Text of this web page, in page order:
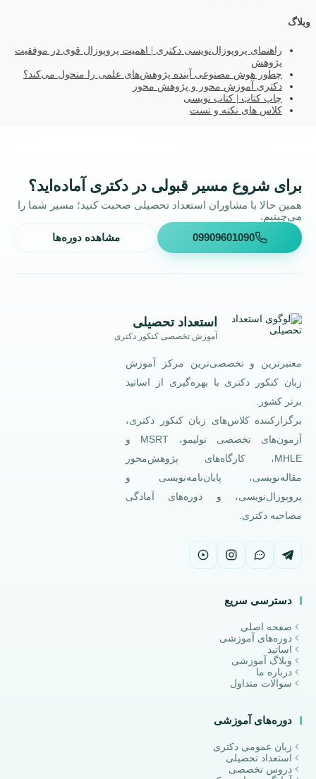
وبلاگ
راهنمای پروپوزال‌نویسی دکتری | اهمیت پروپوزال قوی در موفقیت
پژوهش
چطور هوش مصنوعی آینده پژوهش‌های علمی را متحول می‌کند؟
دکتری آموزش محور و پژوهش محور
چاپ کتاب | کتاب نویسی
کلاس های نکته و تست
برای شروع مسیر قبولی در دکتری آماده‌اید؟
همین حالا با مشاوران استعداد تحصیلی صحبت کنید؛ مسیر شما را
می‌چینیم.
09909601090 مشاهده دوره‌ها
استعداد تحصیلی
آموزش تخصصی کنکور دکتری
معتبرترین و تخصصی‌ترین مرکز آموزش
زبان کنکور دکتری با بهره‌گیری از اساتید
برتر کشور.
برگزارکننده کلاس‌های زبان کنکور دکتری،
آزمون‌های تخصصی تولیمو، MSRT و
MHLE، کارگاه‌های پژوهش‌محور
مقاله‌نویسی، پایان‌نامه‌نویسی و
پروپوزال‌نویسی، و دوره‌های آمادگی
مصاحبه دکتری.
دسترسی سریع
صفحه اصلی
دوره‌های آموزشی
اساتید
وبلاگ آموزشی
درباره ما
سوالات متداول
دوره‌های آموزشی
زبان عمومی دکتری
استعداد تحصیلی
دروس تخصصی